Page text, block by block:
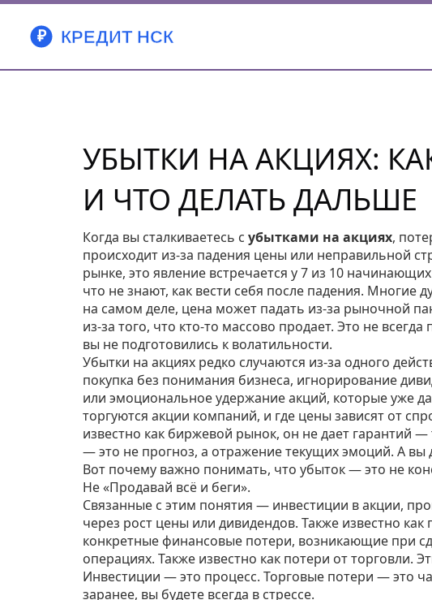
УБЫТКИ НА АКЦИЯХ:
И ЧТО ДЕЛАТЬ ДАЛЬШЕ
Когда вы сталкиваетесь с убытками на акциях,
происходит из-за падения цены или неправильной
рынке, это явление встречается у 7 из 10
что не знают, как вести себя после падения. Многие
на самом деле, цена может падать из-за рыночной
из-за того, что кто-то массово продает. Это не
вы не подготовились к волатильности.
Убытки на акциях редко случаются из-за одного
покупка без понимания бизнеса, игнорирование
или эмоциональное удержание акций, которые уже
торгуются акции компаний, и где цены зависят от
известно как биржевой рынок, он не дает гарантий
— это не прогноз, а отражение текущих эмоций. А
Вот почему важно понимать, что убыток — это не
Не «Продавай всё и беги».
Связанные с этим понятия — инвестиции в акции,
через рост цены или дивидендов. Также известно как
конкретные финансовые потери, возникающие при
операциях. Также известно как потери от торговли.
Инвестиции — это процесс. Торговые потери — это
заранее, вы будете всегда в стрессе.